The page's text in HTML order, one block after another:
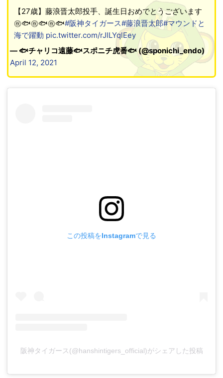
【27歳】藤浪晋太郎投手、誕生日おめでとうございます
㊗️🐟㊗️🐟㊗️🐟#阪神タイガース#藤浪晋太郎#マウンドと
海で躍動 pic.twitter.com/rJILYqlEey
— 🐟チャリコ遠藤🐟スポニチ虎番🐟 (@sponichi_endo)
April 12, 2021
この投稿をInstagramで見る
阪神タイガース(@hanshintigers_official)がシェアした投稿